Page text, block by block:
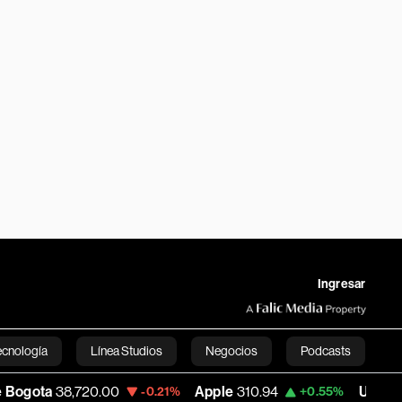
Ingresar
Línea Studios Negocios Podcasts
English-0.21% Apple 310.94 +0.55% USD COP